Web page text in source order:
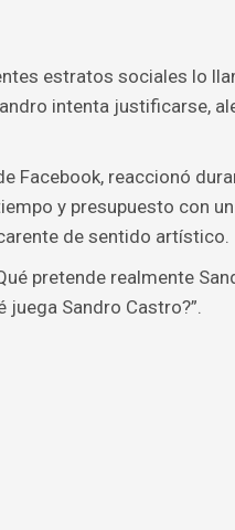
estratos sociales lo
intenta justificarse,
Facebook, reaccionó
y presupuesto con
de sentido artístico.
pretende realmente
juega Sandro Castro?”.